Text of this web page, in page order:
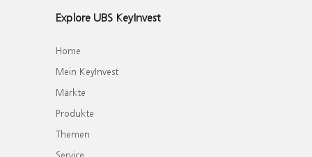
Explore UBS KeyInvest
Home
Mein KeyInvest
Märkte
Produkte
Themen